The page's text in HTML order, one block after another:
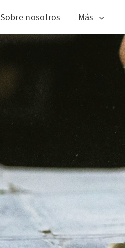
Sobre nosotros Más